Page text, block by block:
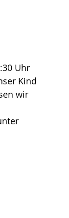
Uhr
Kind
wir